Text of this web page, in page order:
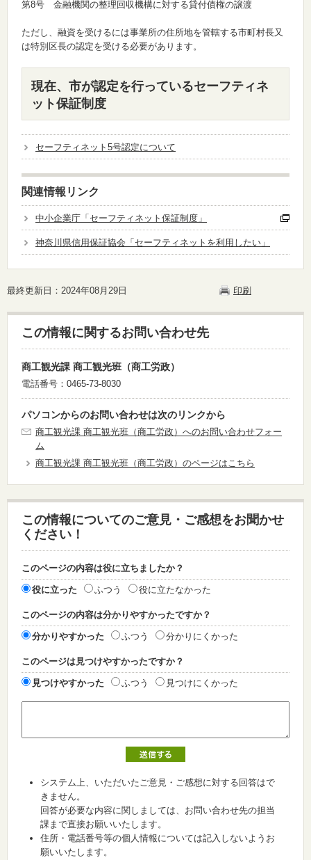
第8号 金融機関の整理回収機構に対する貸付債権の譲渡
ただし、融資を受けるには事業所の住所地を管轄する市町村長又
は特別区長の認定を受ける必要があります。
現在、市が認定を行っているセーフティネ
ット保証制度
セーフティネット5号認定について
関連情報リンク
中小企業庁「セーフティネット保証制度」
神奈川県信用保証協会「セーフティネットを利用したい」
最終更新日：2024年08月29日 印刷
この情報に関するお問い合わせ先
商工観光課 商工観光班（商工労政）
電話番号：0465-73-8030
パソコンからのお問い合わせは次のリンクから
商工観光課 商工観光班（商工労政）へのお問い合わせフォー
ム
商工観光課 商工観光班（商工労政）のページはこちら
この情報についてのご意見・ご感想をお聞かせ
ください！
このページの内容は役に立ちましたか？
役に立った ふつう 役に立たなかった
このページの内容は分かりやすかったですか？
分かりやすかった ふつう 分かりにくかった
このページは見つけやすかったですか？
見つけやすかった ふつう 見つけにくかった
システム上、いただいたご意見・ご感想に対する回答はで
きません。
回答が必要な内容に関しましては、お問い合わせ先の担当
課まで直接お願いいたします。
住所・電話番号等の個人情報については記入しないようお
願いいたします。